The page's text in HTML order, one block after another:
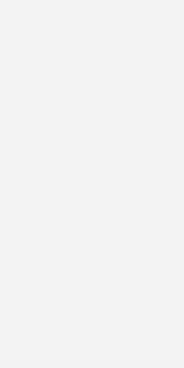
unter Einhaltung
Beispiel Einhaltung von
Produktion =
Szenarien
(beispielweise
oder
Die Ergebnisse des
Regionen, in hoher zeitlicher
bis zum Jahr 2050 vor. Für
ist die explizite
zwischen